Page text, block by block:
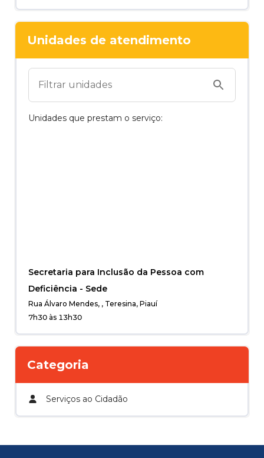
Unidades de atendimento
Unidades que prestam o serviço:
Secretaria para Inclusão da Pessoa com
Deficiência - Sede
Rua Álvaro Mendes, , Teresina, Piauí
7h30 às 13h30
Categoria
Serviços ao Cidadão